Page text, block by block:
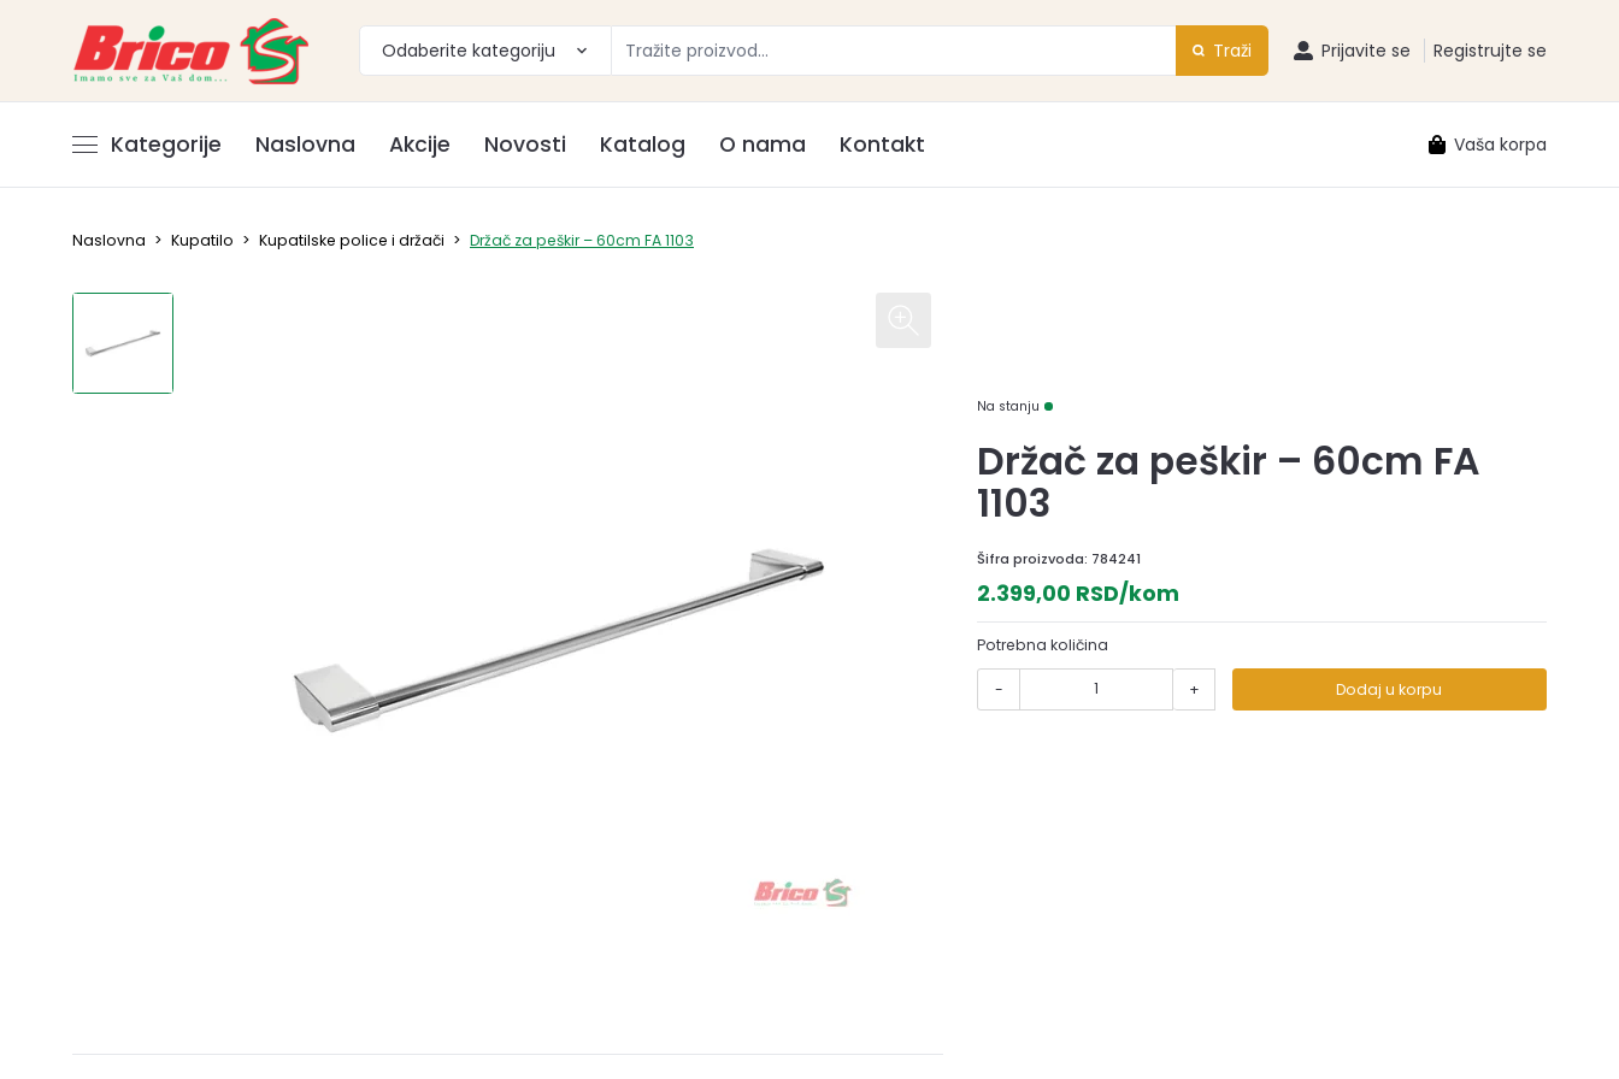
Odaberite kategoriju Traži Prijavite se Registrujte se
Kategorije Naslovna Akcije Novosti Katalog O nama Kontakt Vaša korpa
Naslovna > Kupatilo > Kupatilske police i držači > Držač za peškir – 60cm FA 1103
Na stanju
Držač za peškir – 60cm FA
1103
Šifra proizvoda: 784241
2.399,00 RSD/kom
Potrebna količina
- + Dodaj u korpu